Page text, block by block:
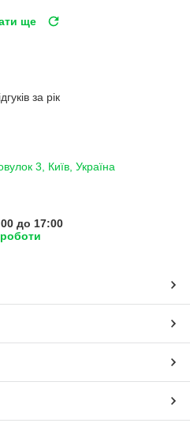
ще
за рік
3, Київ, Україна
до 17:00